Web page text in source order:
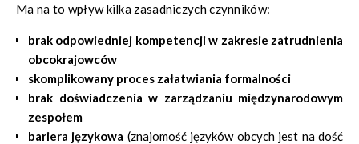
Ma na to wpływ kilka zasadniczych czynników:
brak odpowiedniej kompetencji w zakresie zatrudnienia
obcokrajowców
skomplikowany proces załatwiania formalności
brak doświadczenia w zarządzaniu międzynarodowym
zespołem
bariera językowa (znajomość języków obcych jest na dość